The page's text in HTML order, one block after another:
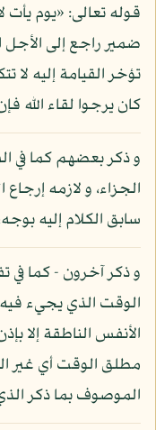
قوله تعالى: «يوم يأت
ضمير راجع إلى الأجل
تؤخر القيامة إليه لا
كان يرجوا لقاء الله
و ذكر بعضهم كما في
الجزاء، و لازمه إرجاع
سابق الكلام إليه
و ذكر آخرون - كما في
الوقت الذي يجيء
الأنفس الناطقة إلا
مطلق الوقت أي غير
الموصوف بما ذكر